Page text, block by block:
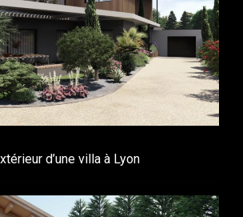
d’une villa à Lyon